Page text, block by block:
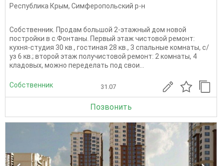
Республика Крым, Симферопольский р-н
Собственник. Продам большой 2-этажный дом новой
постройки в с.Фонтаны. Первый этаж чистовой ремонт:
кухня-студия 30 кв., гостиная 28 кв., 3 спальные комнаты, с/
уз 6 кв.; второй этаж получистовой ремонт: 2 комнаты, 4
кладовых, можно переделать под свои...
Собственник 31.07
Позвонить